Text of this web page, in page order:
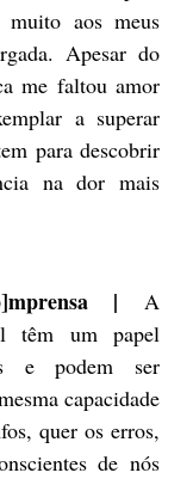
muito aos meus
Apesar do
me faltou amor
a superar
para descobrir
na dor mais
| A
têm um papel
e podem ser
capacidade
quer os erros,
de nós